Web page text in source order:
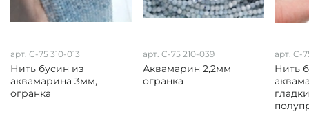
арт. C-75 310-013
Нить бусин из
аквамарина 3мм,
огранка
арт. C-75 210-039
Аквамарин 2,2мм
огранка
арт. C-
Нить